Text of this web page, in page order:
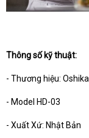
Thông số kỹ thuật:
- Thương hiệu: Oshika
- Model HD-03
- Xuất Xứ: Nhật Bản